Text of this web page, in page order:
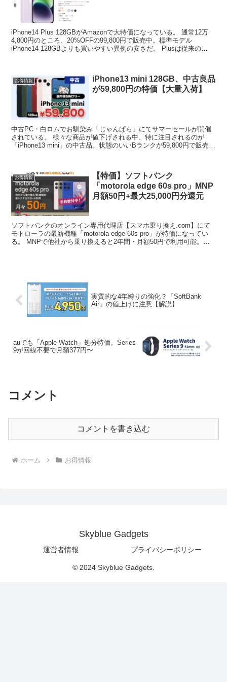
iPhone14 Plus 128GBがAmazonで大特価になっている。 通常12万
4,800円のところ、20%OFFの99,800円で販売中。標準モデル
iPhone14 128GBよりも買いやすい異例の安さだ。 Plusは従来の
お得情報
iPhone13 mini 128GB、中古良品
が59,800円の特価【大量入荷】
中古PC・白ロムでお馴染み「じゃんぱら」にてサマーセールが開催
されている。 様々な商品が値下げされる中、特に注目されるのが
「iPhone13 mini」の中古品。状態のいいBランクが59,800円で販売中
お得情報
【特価】ソフトバンク
「motorola edge 60s pro」MNP
月額50円+最大25,000円分還元
ソフトバンクのオンライン専用代理店【スマホ乗り換え.com】にて
モトローラの最新機種「motorola edge 60s pro」が特価になってい
る。 MNPで他社から乗り換えると2年間・月額50円で利用可能。し
実質的な4年縛りの強化？「SoftBank
Air」の値上げに注意【解説】
auでも「Apple Watch」処分特価。Series
9が回線不要で月額377円〜
コメント
コメントを書き込む
ホーム お得情報
Skyblue Gadgets
運営者情報 プライバシーポリシー
© 2024 Skyblue Gadgets.